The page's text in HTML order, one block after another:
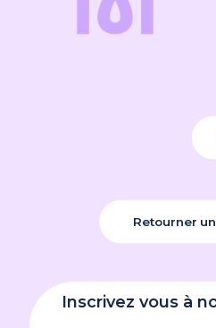
Retourner
Inscrivez vous à